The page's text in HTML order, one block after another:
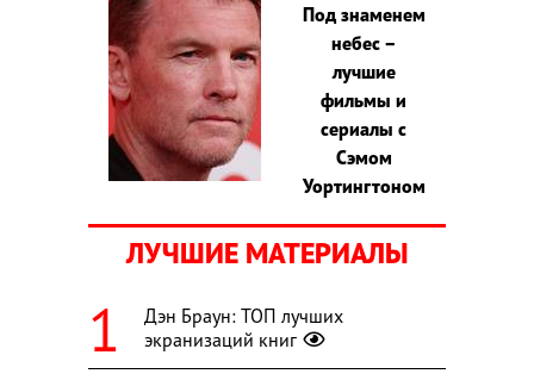
Под знаменем
небес –
лучшие
фильмы и
сериалы с
Сэмом
Уортингтоном
ЛУЧШИЕ МАТЕРИАЛЫ
Дэн Браун: ТОП лучших
экранизаций книг